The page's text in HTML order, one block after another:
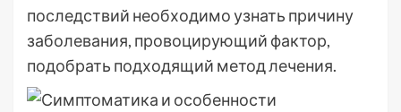
последствий необходимо узнать причину
заболевания, провоцирующий фактор,
подобрать подходящий метод лечения.